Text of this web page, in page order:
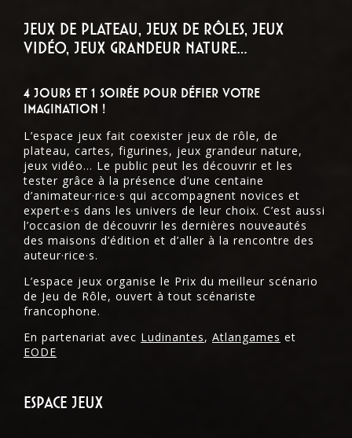
Jeux de plateau, jeux de rôles, jeux
vidéo, jeux grandeur nature…
4 jours et 1 soirée pour défier votre
imagination !
L’espace jeux fait coexister jeux de rôle, de
plateau, cartes, figurines, jeux grandeur nature,
jeux vidéo… Le public peut les découvrir et les
tester grâce à la présence d’une centaine
d’animateur·rice·s qui accompagnent novices et
expert·e·s dans les univers de leur choix. C’est aussi
l’occasion de découvrir les dernières nouveautés
des maisons d’édition et d’aller à la rencontre des
auteur·rice·s.
L’espace jeux organise le Prix du meilleur scénario
de Jeu de Rôle, ouvert à tout scénariste
francophone.
En partenariat avec Ludinantes, Atlangames et
EODE
Espace jeux